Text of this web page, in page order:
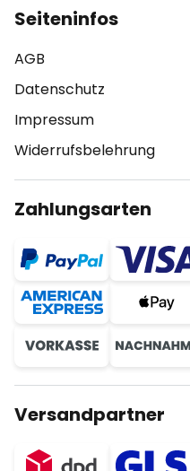
Seiteninfos
AGB
Datenschutz
Impressum
Widerrufsbelehrung
Zahlungsarten
Versandpartner